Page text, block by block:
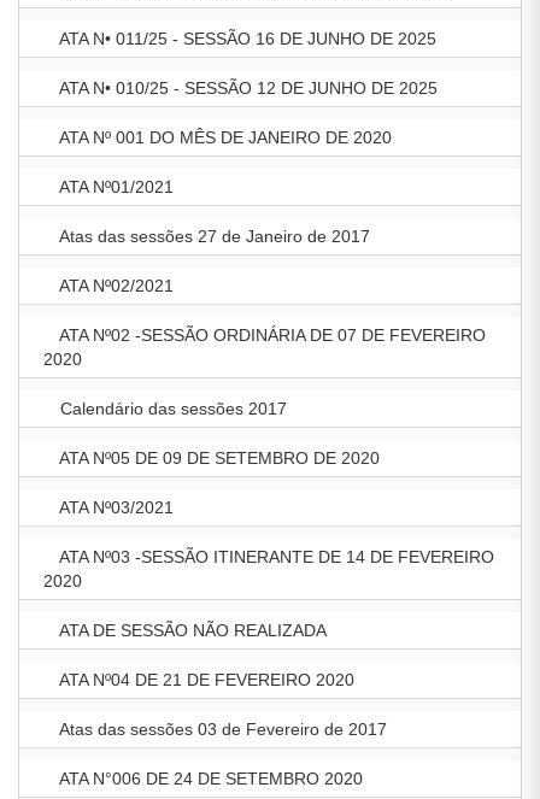
ATA N• 011/25 - SESSÃO 16 DE JUNHO DE 2025
ATA N• 010/25 - SESSÃO 12 DE JUNHO DE 2025
ATA Nº 001 DO MÊS DE JANEIRO DE 2020
ATA Nº01/2021
Atas das sessões 27 de Janeiro de 2017
ATA Nº02/2021
ATA Nº02 -SESSÃO ORDINÁRIA DE 07 DE FEVEREIRO
2020
Calendário das sessões 2017
ATA Nº05 DE 09 DE SETEMBRO DE 2020
ATA Nº03/2021
ATA Nº03 -SESSÃO ITINERANTE DE 14 DE FEVEREIRO
2020
ATA DE SESSÃO NÃO REALIZADA
ATA Nº04 DE 21 DE FEVEREIRO 2020
Atas das sessões 03 de Fevereiro de 2017
ATA N°006 DE 24 DE SETEMBRO 2020